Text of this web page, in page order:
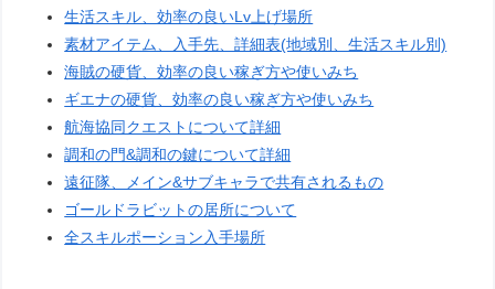
生活スキル、効率の良いLv上げ場所
素材アイテム、入手先、詳細表(地域別、生活スキル別)
海賊の硬貨、効率の良い稼ぎ方や使いみち
ギエナの硬貨、効率の良い稼ぎ方や使いみち
航海協同クエストについて詳細
調和の門&調和の鍵について詳細
遠征隊、メイン&サブキャラで共有されるもの
ゴールドラビットの居所について
全スキルポーション入手場所